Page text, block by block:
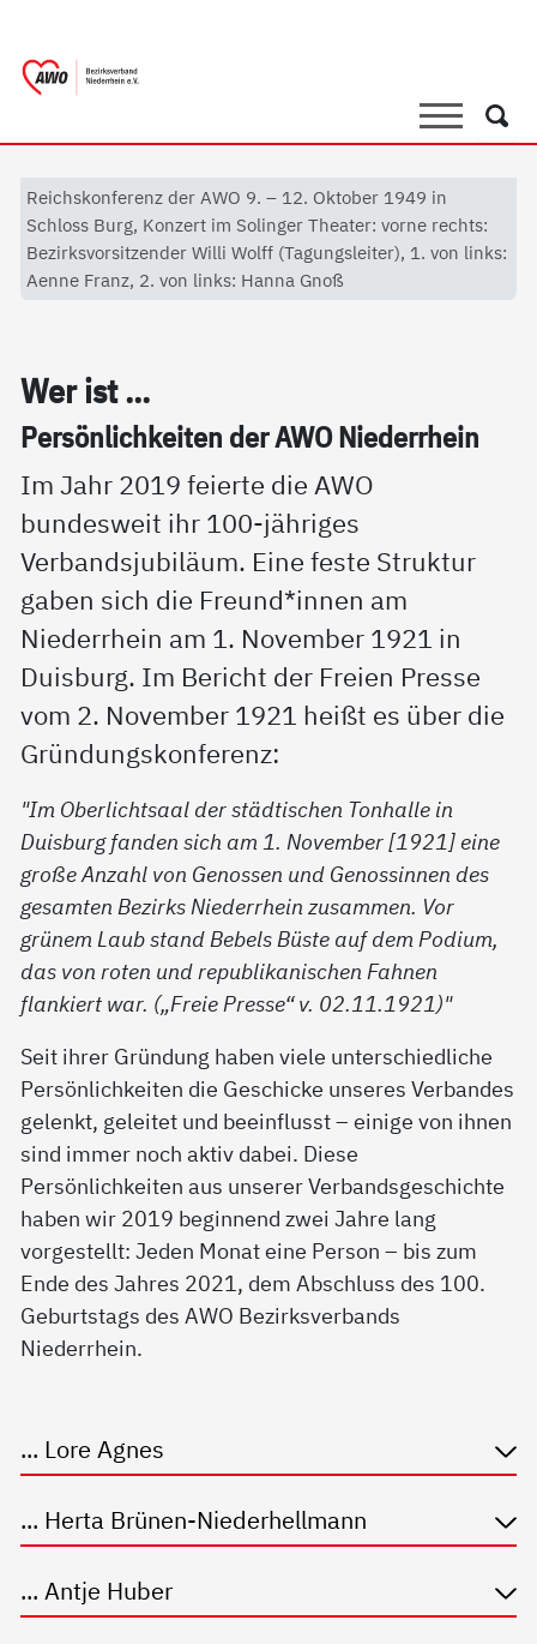
SucheSuche
Reichskonferenz der AWO 9. – 12. Oktober 1949 in
Schloss Burg, Konzert im Solinger Theater: vorne rechts:
Bezirksvorsitzender Willi Wolff (Tagungsleiter), 1. von links:
Aenne Franz, 2. von links: Hanna Gnoß
Wer ist ...
Per­sön­lich­kei­ten der AWO Nie­der­r­hein
Im Jahr 2019 feierte die AWO
bundesweit ihr 100-jähriges
Verbandsjubiläum. Eine feste Struktur
gaben sich die Freund*innen am
Niederrhein am 1. November 1921 in
Duisburg. Im Bericht der Freien Presse
vom 2. November 1921 heißt es über die
Gründungskonferenz:
"Im Oberlichtsaal der städtischen Tonhalle in
Duisburg fanden sich am 1. November [1921] eine
große Anzahl von Genossen und Genossinnen des
gesamten Bezirks Niederrhein zusammen. Vor
grünem Laub stand Bebels Büste auf dem Podium,
das von roten und republikanischen Fahnen
flankiert war. („Freie Presse“ v. 02.11.1921)"
Seit ihrer Gründung haben viele unterschiedliche
Persönlichkeiten die Geschicke unseres Verbandes
gelenkt, geleitet und beeinflusst – einige von ihnen
sind immer noch aktiv dabei. Diese
Persönlichkeiten aus unserer Verbandsgeschichte
haben wir 2019 beginnend zwei Jahre lang
vorgestellt: Jeden Monat eine Person – bis zum
Ende des Jahres 2021, dem Abschluss des 100.
Geburtstags des AWO Bezirksverbands
Niederrhein.
... Lore Agnes
... Herta Brünen-Niederhellmann
... Antje Huber